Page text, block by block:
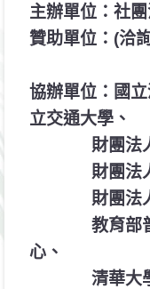
主辦單位：社
贊助單位：(洽
協辦單位：國
立交通大學、
財團法人張
財團法人水
財團法人勁
教育部普通
心、
清華大學奈